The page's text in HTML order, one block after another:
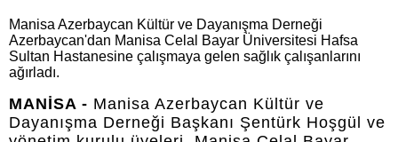
Manisa Azerbaycan Kültür ve Dayanışma Derneği
Azerbaycan'dan Manisa Celal Bayar Üniversitesi Hafsa
Sultan Hastanesine çalışmaya gelen sağlık çalışanlarını
ağırladı.
MANİSA - Manisa Azerbaycan Kültür ve
Dayanışma Derneği Başkanı Şentürk Hoşgül ve